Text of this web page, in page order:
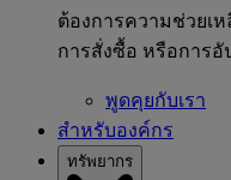
ต้องการความช่วยเ
การสั่งซื้อ หรือการ
พูดคุยกับเรา
สำหรับองค์กร
ทรัพยากร